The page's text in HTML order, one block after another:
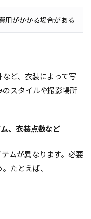
用がかかる場合がある
ど、衣装によって写
スタイルや撮影場所
、衣装点数など
ムが異なります。必要
たとえば、